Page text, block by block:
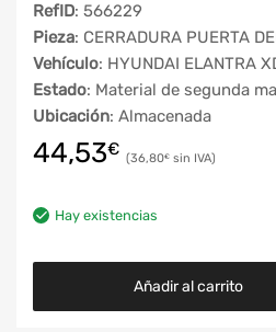
RefID: 566229
Pieza: CERRADURA PUERTA
Vehículo: HYUNDAI ELANTRA
Estado: Material de segunda
Ubicación: Almacenada
44,53€ 36,80€
Hay existencias
Añadir al carrito